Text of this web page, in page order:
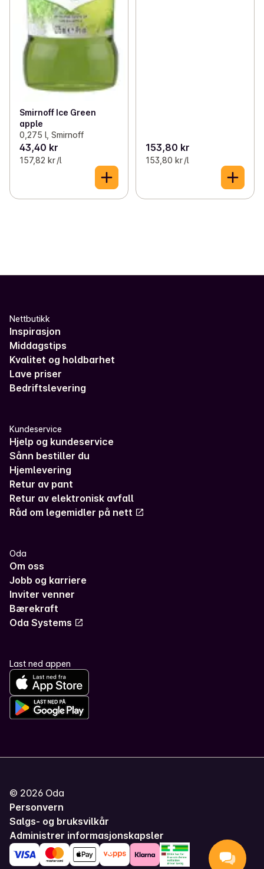
Smirnoff Ice Green
apple
0,275 l, Smirnoff
43,40 kr
157,82 kr /l
153,80 kr
153,80 kr /l
Nettbutikk
Inspirasjon
Middagstips
Kvalitet og holdbarhet
Lave priser
Bedriftslevering
Kundeservice
Hjelp og kundeservice
Sånn bestiller du
Hjemlevering
Retur av pant
Retur av elektronisk avfall
Råd om legemidler på nett
Oda
Om oss
Jobb og karriere
Inviter venner
Bærekraft
Oda Systems
Last ned appen
© 2026 Oda
Personvern
Salgs- og bruksvilkår
Administrer informasjonskapsler